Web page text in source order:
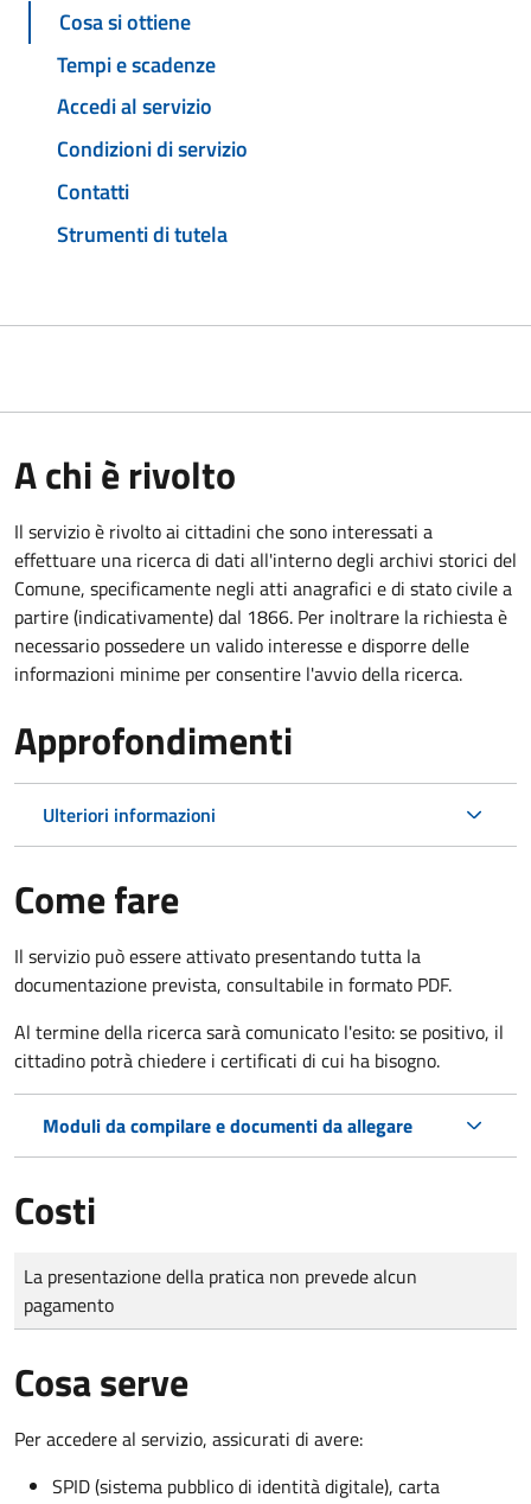
Cosa si ottiene
Tempi e scadenze
Accedi al servizio
Condizioni di servizio
Contatti
Strumenti di tutela
A chi è rivolto
Il servizio è rivolto ai cittadini che sono interessati a
effettuare una ricerca di dati all'interno degli archivi storici del
Comune, specificamente negli atti anagrafici e di stato civile a
partire (indicativamente) dal 1866. Per inoltrare la richiesta è
necessario possedere un valido interesse e disporre delle
informazioni minime per consentire l'avvio della ricerca.
Approfondimenti
Ulteriori informazioni
Come fare
Il servizio può essere attivato presentando tutta la
documentazione prevista, consultabile in formato PDF.
Al termine della ricerca sarà comunicato l'esito: se positivo, il
cittadino potrà chiedere i certificati di cui ha bisogno.
Moduli da compilare e documenti da allegare
Costi
Tipo di pagamento
Importo
La presentazione della pratica non prevede alcun
pagamento
Cosa serve
Per accedere al servizio, assicurati di avere:
SPID (sistema pubblico di identità digitale), carta